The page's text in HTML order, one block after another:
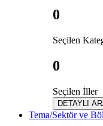
0
Seçilen
0
Seçilen İller
DETAYLI
Tema/Sektör ve